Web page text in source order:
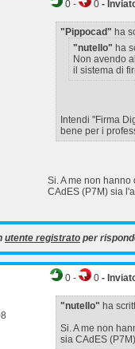
0 - 0 -
"Pippocad" ha
"nutello" ha
Non avendo
il sistema di
Intendi "Firma
bene per i
Si. A me non
CAdES (P7M) sia
utente registrato per
0 - 0 -
"nutello" ha
Si. A me non
sia CAdES